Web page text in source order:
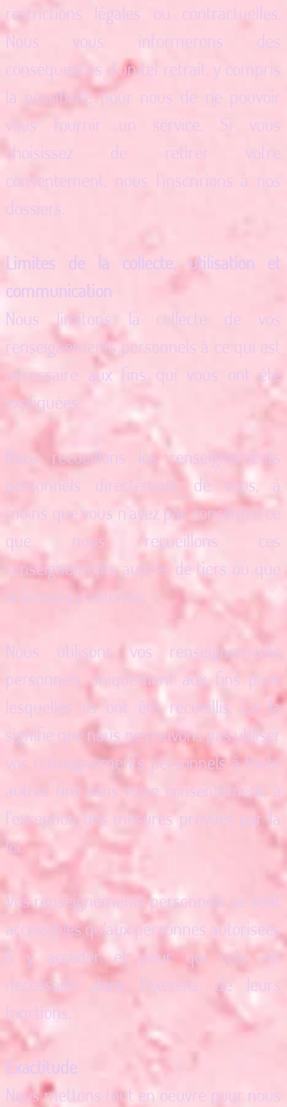
restrictions légales ou contractuelles.
Nous vous informerons des
conséquences d’un tel retrait, y compris
la possibilité pour nous de ne pouvoir
vous fournir un service. Si vous
choisissez de retirer votre
consentement, nous l’inscririons à nos
dossiers.
Limites de la collecte, utilisation et
communication
Nous limitons la collecte de vos
renseignements personnels à ce qui est
nécessaire aux fins qui vous ont été
expliquées.
Nous recueillons les renseignements
personnels directement de vous, à
moins que vous n’ayez pas consenti à ce
que nous recueillons ces
renseignements auprès de tiers ou que
la loi nous y autorise.
Nous utilisons vos renseignements
personnels uniquement aux fins pour
lesquelles ils ont été recueillis. Ce la
signifie que nous ne pouvons pas utiliser
vos renseignements personnels à toute
autres fins sans votre consentement, à
l’exception des mesures prévues par la
loi.
Vos renseignements personnels ne sont
accessibles qu’aux personnes autorisées
à y accéder et pour qui cela est
nécessaire dans l’exercice de leurs
fonctions.
Exactitude
Nous mettons tout en oeuvre pour nous